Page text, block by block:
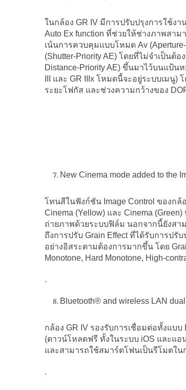
ในกล้อง GR IV มีการปรับปรุงการใช้ง
Auto Ex function ที่ช่วยให้ช่างภาพสา
เน้นการควบคุมแบบโหมด Av
(Shutter-Priority AE) โดยที่ไม่จำเป็นต้
Distance-Priority AE) ขึ้นมาไว้บนแป้น
III และ GR IIIx โหมดนี้จะอยู่ระบบเม
ระยะโฟกัส และช่วงความกว้างของ
New Cinema mode added to the
โทนสีในฟังก์ชัน Image Control ของก
Cinema (Yellow) และ Cinema
ถ่ายภาพด้วยระบบฟิล์ม นอกจากนี้ยังสา
ถึงการปรับ Grain Effect ที่ได้รับการปรั
อย่างอิสระตามต้องการมากขึ้น โดย
Monotone, Hard Monotone, High-
.
Bluetooth® and wireless LAN
กล้อง GR IV รองรับการเชื่อมต่อทั้งแบ
(ดาวน์โหลดฟรี ทั้งในระบบ iOS และแ
และสามารถใช้สมาร์ตโฟนเป็นรีโมตใน
.